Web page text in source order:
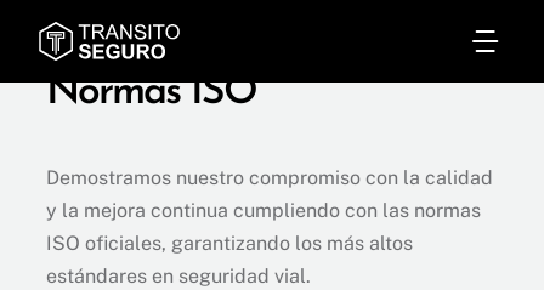
Saltar
contenido
Seguridad Vial
Soluciones
Preguntas Frecuentes
Normas ISO
Demostramos nuestro compromiso con la calidad
y la mejora continua cumpliendo con las normas
ISO oficiales, garantizando los más altos
estándares en seguridad vial.